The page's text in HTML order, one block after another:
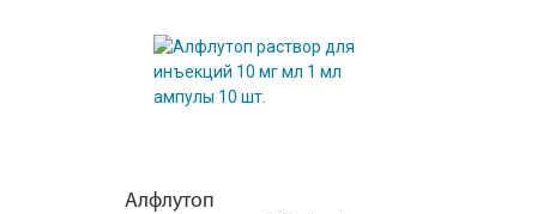
Алфлутоп